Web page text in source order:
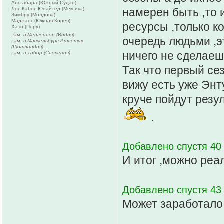
намерен быть ,то
ресурсы ,только
очередь людьми
ничего не
Так что первый
вижу есть уже
круче пойдут
.
Добавлено спустя
И итог ,можно
Добавлено спустя
Может
Альтабара (Южный Судан)
Лос-Кабос Юнайтед (Мексика)
Зимбру (Молдова)
Маджанг (Южная Корея)
Хаэн (Перу)
зам. в Менгейлор (Индия)
зам. в Массельбург Атлетик
(Шотландия)
зам. в Табор (Словения)